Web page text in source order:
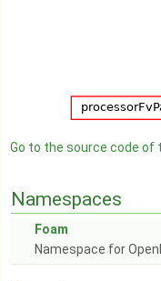
Go to the source code of
Namespaces
Foam
Namespace for